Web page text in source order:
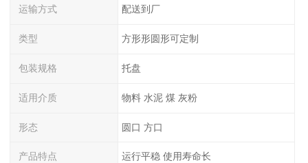
运输方式 配送到厂
类型 方形形圆形可定制
包装规格 托盘
适用介质 物料 水泥 煤 灰粉
形态 圆口 方口
产品特点 运行平稳 使用寿命长